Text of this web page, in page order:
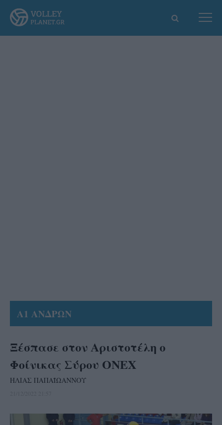
Α1 ΑΝΔΡΩΝ
Ξέσπασε στον Αριστοτέλη ο
Φοίνικας Σύρου ΟΝΕΧ
ΗΛΙΑΣ ΠΑΠΑΪΩΑΝΝΟΥ